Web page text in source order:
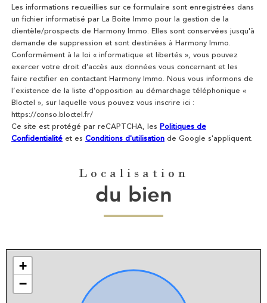
Les informations recueillies sur ce formulaire sont enregistrées dans
un fichier informatisé par La Boite Immo pour la gestion de la
clientèle/prospects de Harmony Immo. Elles sont conservées jusqu'à
demande de suppression et sont destinées à Harmony Immo.
Conformément à la loi « informatique et libertés », vous pouvez
exercer votre droit d'accès aux données vous concernant et les
faire rectifier en contactant Harmony Immo. Nous vous informons de
l’existence de la liste d'opposition au démarchage téléphonique «
Bloctel », sur laquelle vous pouvez vous inscrire ici :
https://conso.bloctel.fr/
Ce site est protégé par reCAPTCHA, les Politiques de
Confidentialité et es Conditions d'utilisation de Google s'appliquent.
Localisation
du bien
+
−